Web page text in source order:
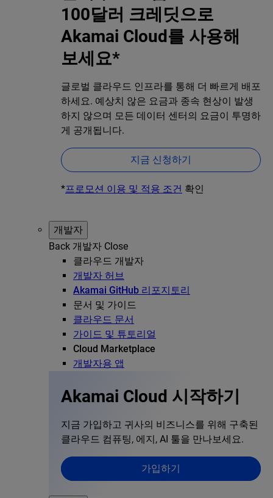
100달러 크레딧으로
Akamai Cloud를 사용해
보세요*
글로벌 클라우드 인프라를 통해 더 빠르게 배포
하세요. 예상치 않은 요금과 종속 현상이 발생
하지 않으며 모든 데이터 센터의 요금이 투명하
게 공개됩니다.
지금 신청하기
*프로모션 이용 및 적용 조건 확인
개발자
Back 개발자 Close
클라우드 개발자
개발자 허브
Akamai GitHub 리포지토리
문서 및 가이드
클라우드 문서
가이드 및 튜토리얼
Cloud Marketplace
개발자용 앱
Akamai Cloud 시작하기
지금 가입하고 귀사의 비즈니스를 위해 구축된
클라우드 컴퓨팅, 에지, AI 툴을 만나보세요.
가입하기